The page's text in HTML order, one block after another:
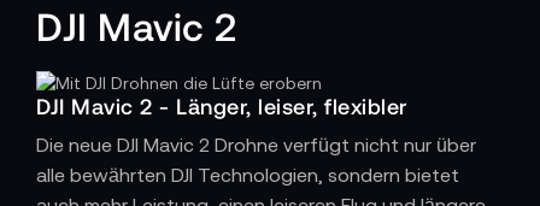
DJI Mavic 2
DJI Mavic 2 - Länger, leiser, flexibler
Die neue DJI Mavic 2 Drohne verfügt nicht nur über
alle bewährten DJI Technologien, sondern bietet